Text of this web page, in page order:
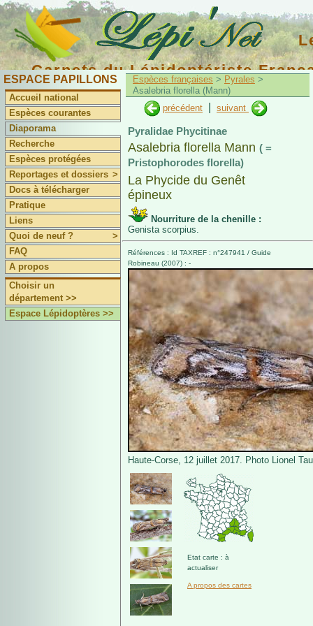
Carnets du Lépidoptériste
ESPACE PAPILLONS
Accueil national
Espèces courantes
Diaporama
Recherche
Espèces protégées
Reportages et dossiers >
Docs à télécharger
Pratique
Liens
Quoi de neuf ?
>
FAQ
A propos
Choisir un
département >>
Espace Lépidoptères >>
Espèces françaises > Pyrales >
Asalebria florella (Mann)
précédent
suivant
Pyralidae Phycitinae
Asalebria florella Mann ( =
Pristophorodes florella)
La Phycide du Genêt
épineux
Nourriture de la chenille :
Genista scorpius.
Références : Id TAXREF : n°247941 / Guide
Robineau (2007) : -
Haute-Corse, 12 juillet 2017. Photo Lionel
Etat carte : à
actualiser
A propos des cartes